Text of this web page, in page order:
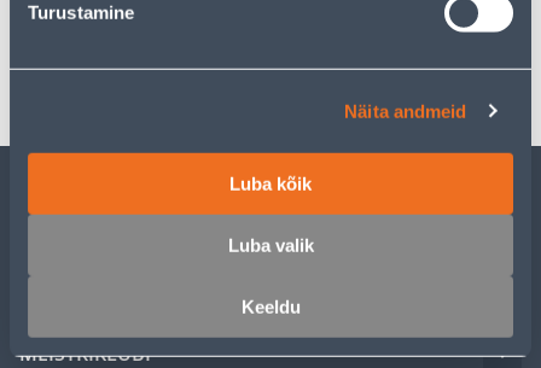
Turustamine
Näita andmeid
Luba kõik
Luba valik
Keeldu
Transport
KLIENDITEENINDUS
TEENUSED
MEISTRIKLUBI